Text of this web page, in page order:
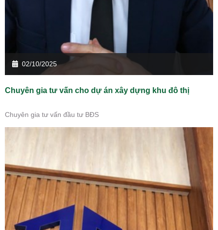
02/10/2025
Chuyên gia tư vấn cho dự án xây dựng khu đô thị
Chuyên gia tư vấn đầu tư BĐS